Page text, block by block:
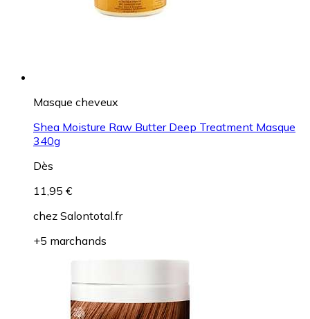
Masque cheveux
Shea Moisture Raw Butter Deep Treatment Masque
340g
Dès
11,95 €
chez Salontotal.fr
+5 marchands